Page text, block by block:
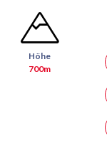
Höhe
700m